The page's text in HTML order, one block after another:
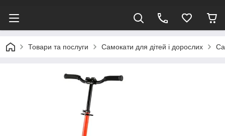
Товари та послуги Самокати для дітей і дорослих